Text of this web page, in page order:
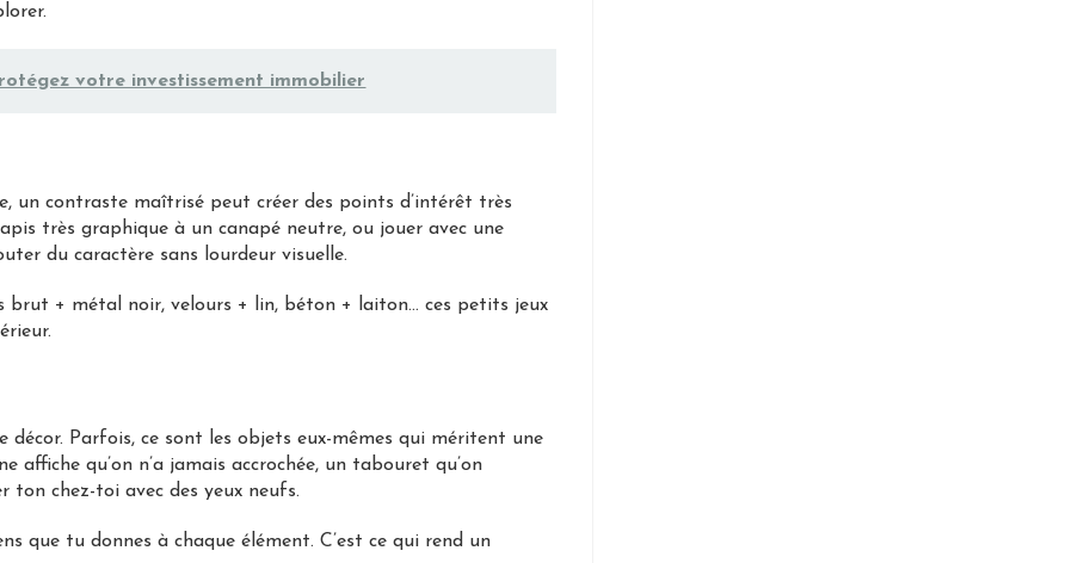
votre investissement immobilier
un contraste maîtrisé peut créer des points d’intérêt très
très graphique à un canapé neutre, ou jouer avec une
du caractère sans lourdeur visuelle.
brut + métal noir, velours + lin, béton + laiton… ces petits jeux
décor. Parfois, ce sont les objets eux-mêmes qui méritent une
affiche qu’on n’a jamais accrochée, un tabouret qu’on
ton chez-toi avec des yeux neufs.
que tu donnes à chaque élément. C’est ce qui rend un